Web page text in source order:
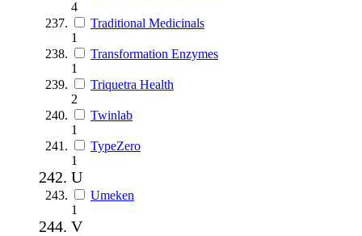
4
Traditional Medicinals
1
Transformation Enzymes
1
Triquetra Health
2
Twinlab
1
TypeZero
1
U
Umeken
1
V